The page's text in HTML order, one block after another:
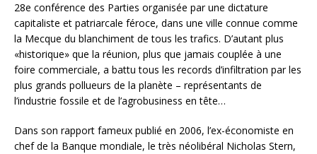
28e conférence des Parties organisée par une dictature
capitaliste et patriarcale féroce, dans une ville connue comme
la Mecque du blanchiment de tous les trafics. D’autant plus
«historique» que la réunion, plus que jamais couplée à une
foire commerciale, a battu tous les records d’infiltration par les
plus grands pollueurs de la planète – représentants de
l’industrie fossile et de l’agrobusiness en tête…
Dans son rapport fameux publié en 2006, l’ex-économiste en
chef de la Banque mondiale, le très néolibéral Nicholas Stern,